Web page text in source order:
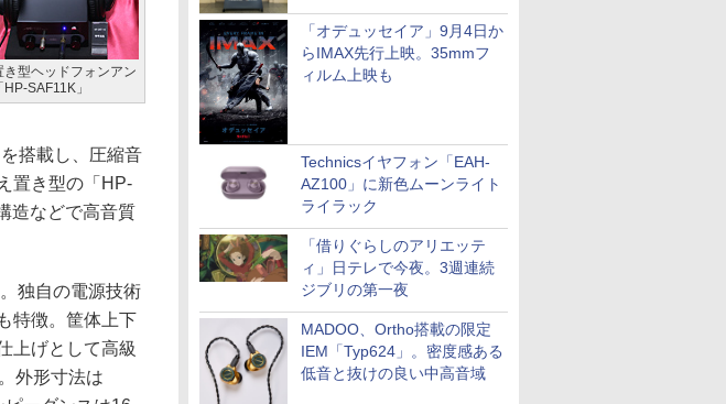
「オデュッセイア」9月4日か
らIMAX先行上映。35mmフ
ィルム上映も
Technicsイヤフォン「EAH-
AZ100」に新色ムーンライト
ライラック
「借りぐらしのアリエッテ
ィ」日テレで今夜。3週連続
ジブリの第一夜
MADOO、Ortho搭載の限定
IEM「Typ624」。密度感ある
低音と抜けの良い中高音域
き型ヘッドフォンアン
SAF11K」
搭載し、圧縮音
置き型の「HP-
造などで高音質
独自の電源技術
特徴。筐体上下
上げとして高級
外形寸法は